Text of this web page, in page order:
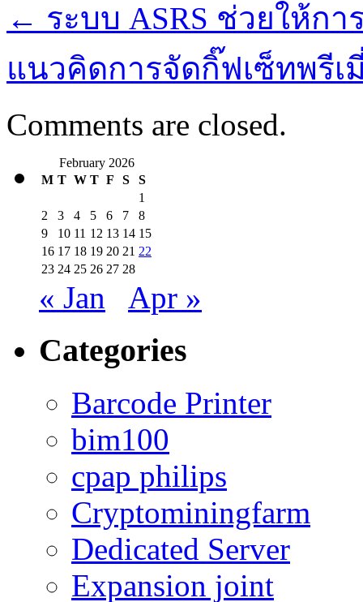
← ระบบ ASRS ช่วยให้ก
แนวคิดการจัดกิ๊ฟเซ็ทพรี
Comments are closed.
February 2026
M T W T F S
S
1
2
3 4 5 6 7
8
9
10 11 12 13 14 15
16 17 18 19 20 21 22
23 24 25 26 27 28
« Jan Apr »
Categories
Barcode Printer
bim100
cpap philips
Cryptominingfarm
Dedicated Server
Expansion joint